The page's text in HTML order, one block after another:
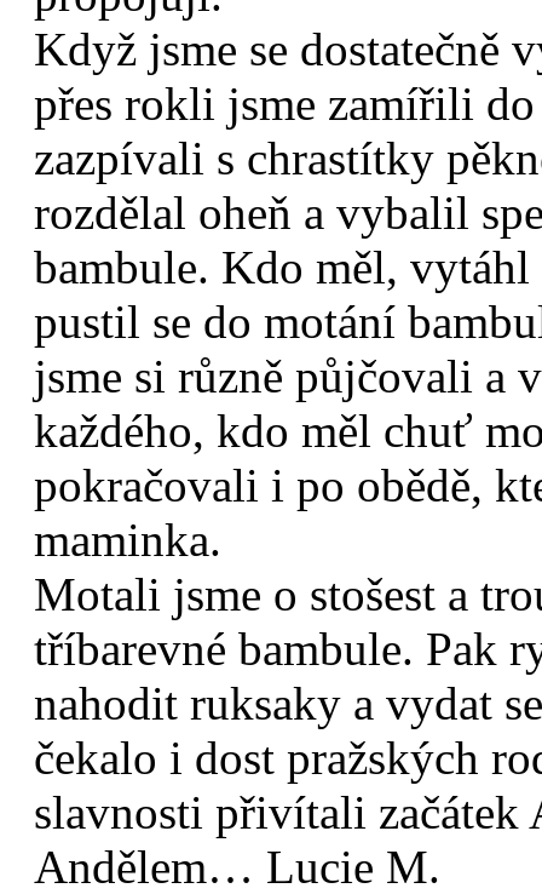
Když jsme se dostatečně
přes rokli jsme zamířili
zazpívali s chrastítky
rozdělal oheň a vybalil
bambule. Kdo měl,
pustil se do motání
jsme si různě půjčovali a
každého, kdo měl chuť
pokračovali i po obědě,
maminka.
Motali jsme o stošest a
tříbarevné bambule. Pak
nahodit ruksaky a vydat
čekalo i dost pražských
slavnosti přivítali začátek
Andělem… Lucie M.